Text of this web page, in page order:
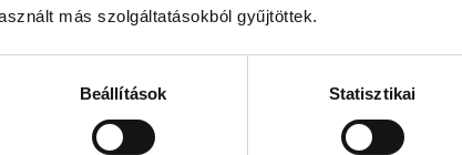
más szolgáltatásokból gyűjtöttek.
Beállítások Statisztikai